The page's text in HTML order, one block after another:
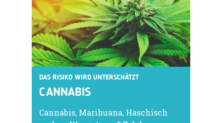
DAS RISIKO WIRD UNTERSCHÄTZT
CANNABIS
Cannabis, Marihuana, Haschisch